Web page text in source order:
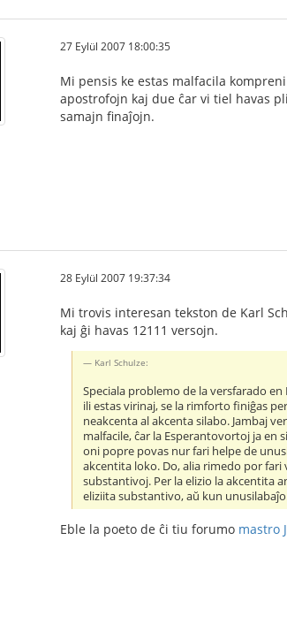
27 Eylül 2007 18:00:35
Mi pensis ke estas malfacila
apostrofojn kaj due ĉar vi tiel havas
samajn finaĵojn.
28 Eylül 2007 19:37:34
Mi trovis interesan tekston de Karl
kaj ĝi havas 12111 versojn.
Karl Schulze:
Speciala problemo de la versfarado
ili estas virinaj, se la rimforto finiĝas
neakcenta al akcenta silabo. Jambaj
malfacile, ĉar la Esperantovortoj ja en
oni popre povas nur fari helpe de
akcentita loko. Do, alia rimedo por
substantivoj. Per la elizio la akcentita
eliziita substantivo, aŭ kun
Eble la poeto de ĉi tiu forumo mastro